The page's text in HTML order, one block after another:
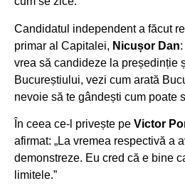
Candidatul independent a făcut
primar al Capitalei, Nicușor Dan
vrea să candideze la președinție
Bucureștiului, vezi cum arată
nevoie să te gândești cum poate
În ceea ce-l privește pe Victor
afirmat: „La vremea respectivă a
demonstreze. Eu cred că e bine
limitele.”